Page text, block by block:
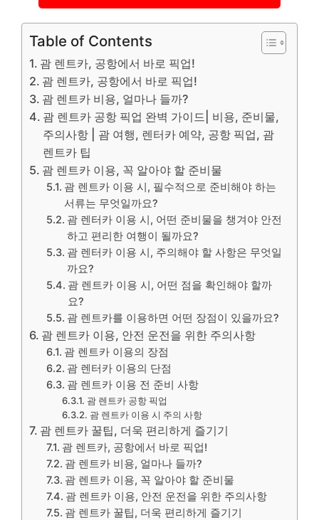
Table of Contents
괌 렌트카, 공항에서 바로 픽업!
괌 렌트카, 공항에서 바로 픽업!
괌 렌트카 비용, 얼마나 들까?
괌 렌트카 공항 픽업 완벽 가이드| 비용, 준비물,
주의사항 | 괌 여행, 렌터카 예약, 공항 픽업, 괌
렌트카 팁
괌 렌트카 이용, 꼭 알아야 할 준비물
괌 렌트카 이용 시, 필수적으로 준비해야 하는
서류는 무엇일까요?
괌 렌터카 이용 시, 어떤 준비물을 챙겨야 안전
하고 편리한 여행이 될까요?
괌 렌터카 이용 시, 주의해야 할 사항은 무엇일
까요?
괌 렌트카 이용 시, 어떤 점을 확인해야 할까
요?
괌 렌트카를 이용하면 어떤 장점이 있을까요?
괌 렌트카 이용, 안전 운전을 위한 주의사항
괌 렌트카 이용의 장점
괌 렌터카 이용의 단점
괌 렌트카 이용 전 준비 사항
괌 렌트카 공항 픽업
괌 렌트카 이용 시 주의 사항
괌 렌트카 꿀팁, 더욱 편리하게 즐기기
괌 렌트카, 공항에서 바로 픽업!
괌 렌트카 비용, 얼마나 들까?
괌 렌트카 이용, 꼭 알아야 할 준비물
괌 렌트카 이용, 안전 운전을 위한 주의사항
괌 렌트카 꿀팁, 더욱 편리하게 즐기기